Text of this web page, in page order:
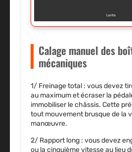
Lente
Calage manuel des
mécaniques
1/ Freinage total : vous devez
au maximum et écraser la
immobiliser le châssis. Cette
tout mouvement brusque de la
manœuvre.
2/ Rapport long : vous devez
ou la cinquième vitesse au lieu